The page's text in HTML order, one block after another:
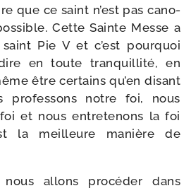
que ce saint n’est pas cano­
Cette Sainte Messe a
Pie V et c’est pour­quoi
en toute tran­quilli­té, en
être cer­tains qu’en disant
pro­fes­sons notre foi, nous
et nous entre­te­nons la foi
la meilleure manière de
nous allons pro­cé­der dans